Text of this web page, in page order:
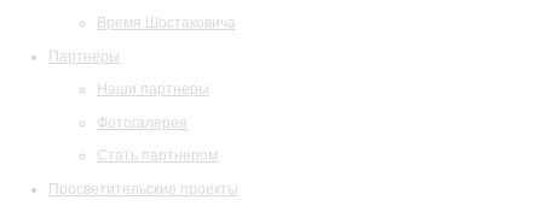
Время Шостаковича
Партнеры
Наши партнеры
Фотогалерея
Стать партнером
Просветительские проекты